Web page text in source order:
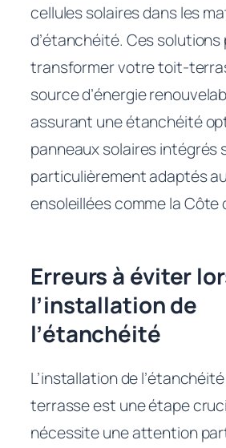
cellules solaires dans les
d’étanchéité. Ces
transformer votre toit-
source d’énergie
assurant une étanchéité
panneaux solaires intégrés
particulièrement adaptés
ensoleillées comme la Côte
Erreurs à éviter
l’installation de
l’étanchéité
L’installation de
terrasse est une étape
nécessite une attention